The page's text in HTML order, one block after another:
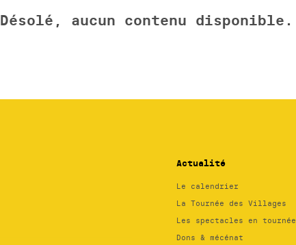
Désolé, aucun contenu disponible.
Actualité
Le calendrier
La Tournée des Villages
Les spectacles en tournée
Dons & mécénat